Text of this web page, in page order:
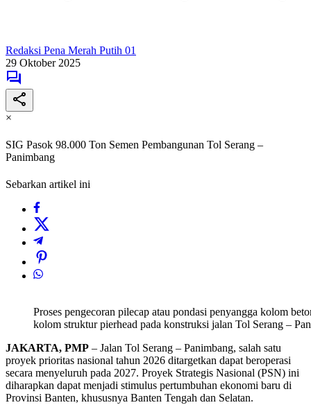
Redaksi Pena Merah Putih 01
29 Oktober 2025
×
SIG Pasok 98.000 Ton Semen Pembangunan Tol Serang –
Panimbang
Sebarkan artikel ini
Proses pengecoran pilecap atau pondasi penyangga kolom
kolom struktur pierhead pada konstruksi jalan Tol Serang –
JAKARTA, PMP – Jalan Tol Serang – Panimbang, salah satu
proyek prioritas nasional tahun 2026 ditargetkan dapat beroperasi
secara menyeluruh pada 2027. Proyek Strategis Nasional (PSN) ini
diharapkan dapat menjadi stimulus pertumbuhan ekonomi baru di
Provinsi Banten, khususnya Banten Tengah dan Selatan.